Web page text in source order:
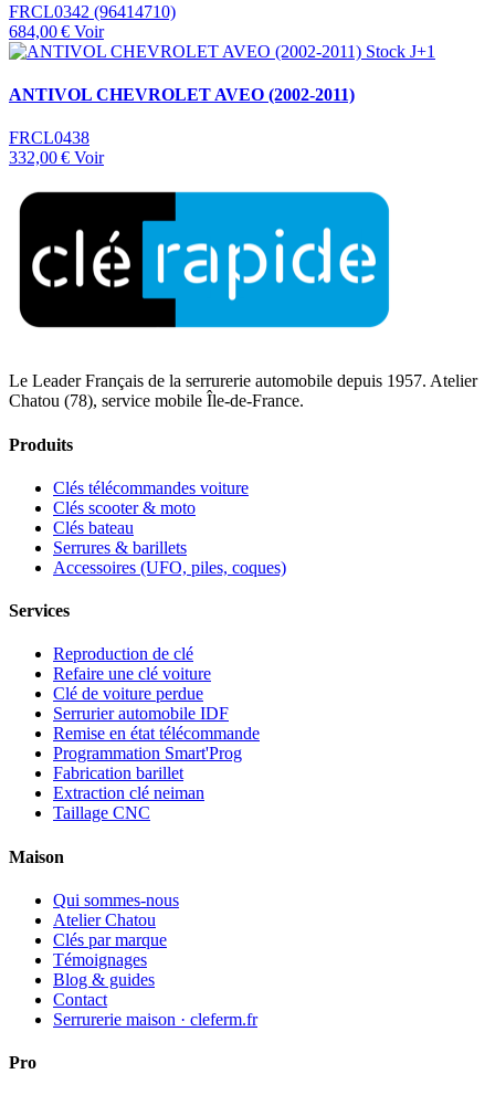
FRCL0342 (96414710)
684,00 € Voir
Stock J+1
ANTIVOL CHEVROLET AVEO (2002-2011)
FRCL0438
332,00 € Voir
Le Leader Français de la serrurerie automobile depuis 1957. Atelier
Chatou (78), service mobile Île-de-France.
Produits
Clés télécommandes voiture
Clés scooter & moto
Clés bateau
Serrures & barillets
Accessoires (UFO, piles, coques)
Services
Reproduction de clé
Refaire une clé voiture
Clé de voiture perdue
Serrurier automobile IDF
Remise en état télécommande
Programmation Smart'Prog
Fabrication barillet
Extraction clé neiman
Taillage CNC
Maison
Qui sommes-nous
Atelier Chatou
Clés par marque
Témoignages
Blog & guides
Contact
Serrurerie maison · cleferm.fr
Pro